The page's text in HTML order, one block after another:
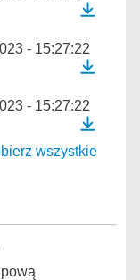
- 15:27:22
- 15:27:22
wszystkie